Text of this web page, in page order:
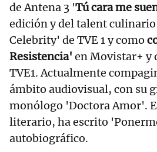
de Antena 3 'Tú cara me
edición y del talent
Celebrity' de TVE 1 y como
Resistencia' en Movistar+ y
TVE1. Actualmente
ámbito audiovisual, con su
monólogo 'Doctora Amor'.
literario, ha escrito
autobiográfico.